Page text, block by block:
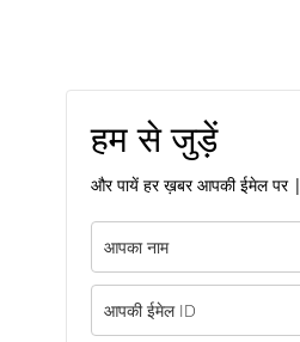
हम से जुड़ें
और पायें हर ख़बर आपकी ईमेल पर |